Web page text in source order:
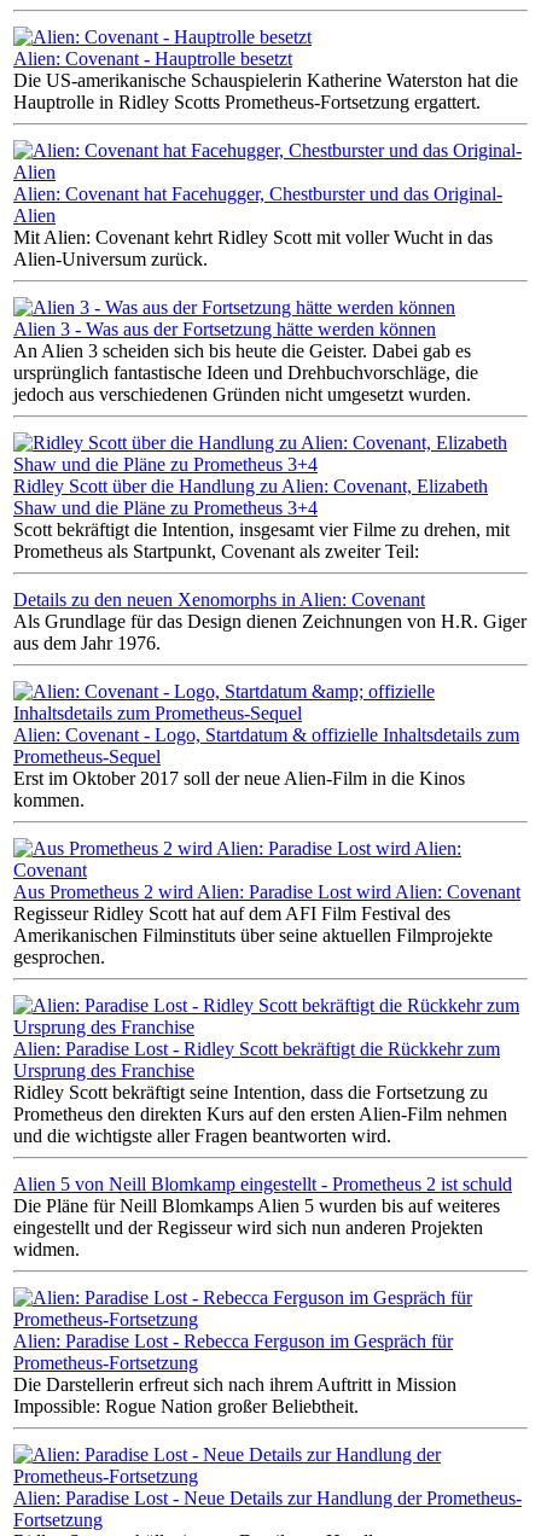
Alien: Covenant - Hauptrolle besetzt
Die US-amerikanische Schauspielerin Katherine Waterston hat die
Hauptrolle in Ridley Scotts Prometheus-Fortsetzung ergattert.
Alien: Covenant hat Facehugger, Chestburster und das Original-
Alien
Mit Alien: Covenant kehrt Ridley Scott mit voller Wucht in das
Alien-Universum zurück.
Alien 3 - Was aus der Fortsetzung hätte werden können
An Alien 3 scheiden sich bis heute die Geister. Dabei gab es
ursprünglich fantastische Ideen und Drehbuchvorschläge, die
jedoch aus verschiedenen Gründen nicht umgesetzt wurden.
Ridley Scott über die Handlung zu Alien: Covenant, Elizabeth
Shaw und die Pläne zu Prometheus 3+4
Scott bekräftigt die Intention, insgesamt vier Filme zu drehen, mit
Prometheus als Startpunkt, Covenant als zweiter Teil:
Details zu den neuen Xenomorphs in Alien: Covenant
Als Grundlage für das Design dienen Zeichnungen von H.R. Giger
aus dem Jahr 1976.
Alien: Covenant - Logo, Startdatum & offizielle Inhaltsdetails zum
Prometheus-Sequel
Erst im Oktober 2017 soll der neue Alien-Film in die Kinos
kommen.
Aus Prometheus 2 wird Alien: Paradise Lost wird Alien: Covenant
Regisseur Ridley Scott hat auf dem AFI Film Festival des
Amerikanischen Filminstituts über seine aktuellen Filmprojekte
gesprochen.
Alien: Paradise Lost - Ridley Scott bekräftigt die Rückkehr zum
Ursprung des Franchise
Ridley Scott bekräftigt seine Intention, dass die Fortsetzung zu
Prometheus den direkten Kurs auf den ersten Alien-Film nehmen
und die wichtigste aller Fragen beantworten wird.
Alien 5 von Neill Blomkamp eingestellt - Prometheus 2 ist schuld
Die Pläne für Neill Blomkamps Alien 5 wurden bis auf weiteres
eingestellt und der Regisseur wird sich nun anderen Projekten
widmen.
Alien: Paradise Lost - Rebecca Ferguson im Gespräch für
Prometheus-Fortsetzung
Die Darstellerin erfreut sich nach ihrem Auftritt in Mission
Impossible: Rogue Nation großer Beliebtheit.
Alien: Paradise Lost - Neue Details zur Handlung der Prometheus-
Fortsetzung